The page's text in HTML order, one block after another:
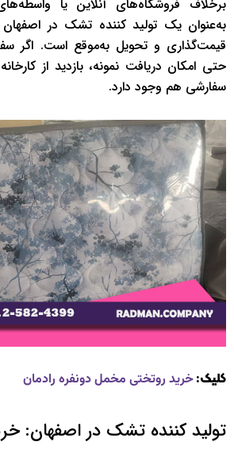
برخلاف فروشگاه‌های آنلاین یا
به‌عنوان یک تولید کننده تشک در
قیمت‌گذاری و تحویل به‌موقع است. اگر
حتی امکان دریافت نمونه، بازدید از
سفارشی هم وجود دارد.
کلیک:خرید روتختی مخمل دونفره رادمان
تولید کننده تشک در اصفهان: